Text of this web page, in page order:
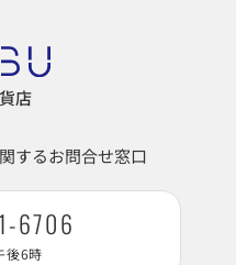
店
するお問合せ窓口
6706
後6時